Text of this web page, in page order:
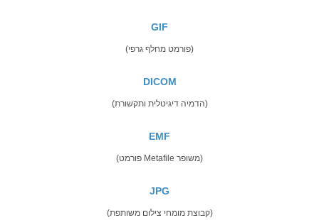
GIF
(פורמט מחלף גרפי)
DICOM
(הדמיה דיגיטלית ותקשורת)
EMF
(פורמט Metafile משופר)
JPG
(קבוצת מומחי צילום משותפת)